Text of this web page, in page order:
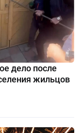
дело после
жильцов